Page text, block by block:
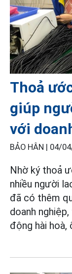
Thoả
giúp
với
BẢO HÂN | 04/
Nhờ ký thoả
nhiều người
đã có thêm
doanh
động hài hoà,